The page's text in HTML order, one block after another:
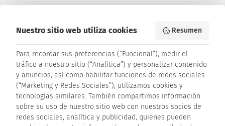
Subscribe to our newsletter:
Company
Nuestro sitio web utiliza cookies Resumen
Para recordar sus preferencias (“Funcional”), medir el
tráfico a nuestro sitio (“Analítica”) y personalizar contenido
y anuncios, así como habilitar funciones de redes sociales
(“Marketing y Redes Sociales”), utilizamos cookies y
tecnologías similares. También compartimos información
sobre su uso de nuestro sitio web con nuestros socios de
redes sociales, analítica y publicidad, quienes pueden